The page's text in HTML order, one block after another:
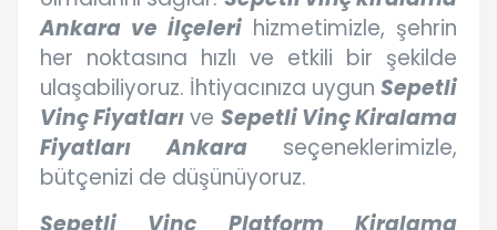
Ankara ve İlçeleri hizmetimizle, şehrin
her noktasına hızlı ve etkili bir şekilde
ulaşabiliyoruz. İhtiyacınıza uygun Sepetli
Vinç Fiyatlarıve Sepetli Vinç Kiralama
Fiyatları Ankaraseçeneklerimizle,
bütçenizi de düşünüyoruz.